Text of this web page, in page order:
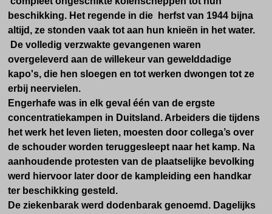
beschikking. Het regende in die herfst van 1944 bijna
altijd, ze stonden vaak tot aan hun knieën in het water.
De volledig verzwakte gevangenen waren
overgeleverd aan de willekeur van gewelddadige
kapo's, die hen sloegen en tot werken dwongen tot ze
erbij neervielen.
Engerhafe was in elk geval één van de ergste
concentratiekampen in Duitsland. Arbeiders die tijdens
het werk het leven lieten, moesten door collega’s over
de schouder worden teruggesleept naar het kamp. Na
aanhoudende protesten van de plaatselijke bevolking
werd hiervoor later door de kampleiding een handkar
ter beschikking gesteld.
De ziekenbarak werd dodenbarak genoemd. Dagelijks